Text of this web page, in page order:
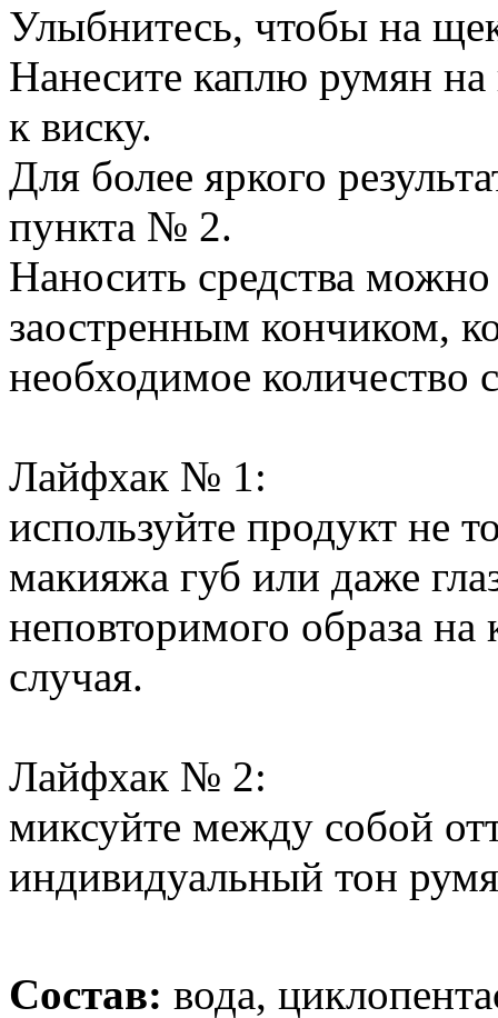
Улыбнитесь, чтобы на
Нанесите каплю румян
к виску.
Для более яркого
пункта № 2.
Наносить средства
заостренным кончиком,
необходимое количество
Лайфхак № 1:
используйте продукт не
макияжа губ или даже
неповторимого образа
случая.
Лайфхак № 2:
миксуйте между собой
индивидуальный тон
Состав: вода,